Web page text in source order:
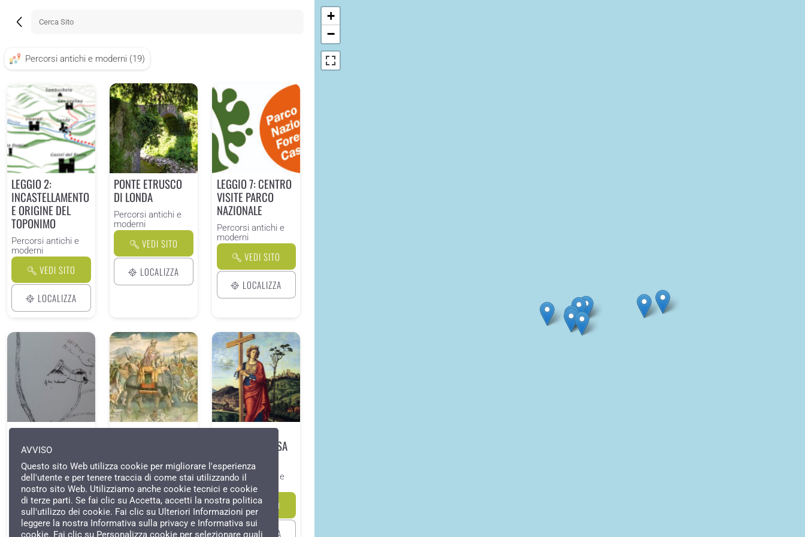
Percorsi antichi e moderni (19)
LEGGIO 2:
INCASTELLAMENTO
E ORIGINE DEL
TOPONIMO
Percorsi antichi e
moderni
VEDI SITO
LOCALIZZA
PONTE ETRUSCO
DI LONDA
Percorsi antichi e
moderni
VEDI SITO
LOCALIZZA
LEGGIO 7: CENTRO
VISITE PARCO
NAZIONALE
Percorsi antichi e
moderni
VEDI SITO
LOCALIZZA
LEGGIO 6: IL
CASTELLO DI SAN
LEOLINO E GUIDO
GUERRA
Percorsi antichi e
moderni
VEDI SITO
LEGGIO 5: GRANDI
LONDA
Percorsi antichi e
moderni
VEDI SITO
LOCALIZZA
LEGGIO 4: LA
PERDUTA CHIESA
DI LONDA
Percorsi antichi e
moderni
VEDI SITO
LOCALIZZA
+
−
AVVISO
Questo sito Web utilizza cookie per migliorare l'esperienza
dell'utente e per tenere traccia di come stai utilizzando il
nostro sito Web. Utilizziamo anche cookie tecnici e cookie
di terze parti. Se fai clic su Accetta, accetti la nostra politica
sull'utilizzo dei cookie. Fai clic su Ulteriori Informazioni per
leggere la nostra Informativa sulla privacy e Informativa sui
cookie. Fai clic su Personalizza cookie per selezionare quali